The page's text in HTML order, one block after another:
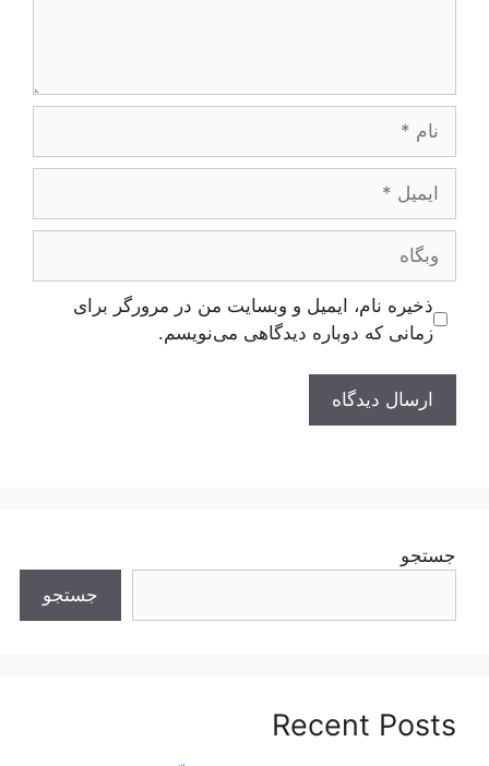
وبگاه
ذخیره نام، ایمیل و وبسایت من در مرورگر برای
زمانی که دوباره دیدگاهی می‌نویسم.
جستجو
جستجو
Recent Posts